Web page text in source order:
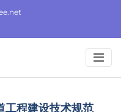
工程建设技术规范